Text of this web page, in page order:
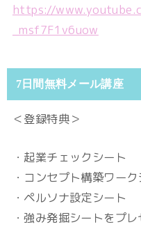
https://
_msf7F1v6uow
7日間無料メール講座
＜登録特典＞
・起業チェックシート
・コンセプト構築ワーク
・ペルソナ設定シート
・強み発掘シートをプレ